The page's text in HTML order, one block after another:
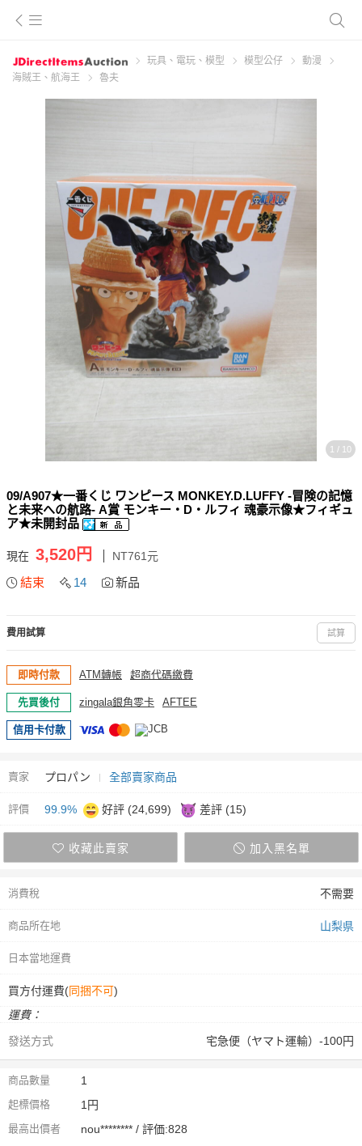
玩具、電玩、模型 模型公仔
動漫
海賊王、航海王
魯夫
1 / 10
09/A907★一番くじ ワンピース MONKEY.D.LUFFY -冒険の記憶
と未来への航路- A賞 モンキー・D・ルフィ 魂豪示像★フィギュ
ア★未開封品
現在 3,520円 NT761元
結束 14 新品
費用試算 試算
即時付款 ATM轉帳 超商代碼繳費
先買後付 zingala銀角零卡 AFTEE
信用卡付款
賣家 プロパン 全部賣家商品
評價 99.9% 好評 (24,699) 差評 (15)
收藏此賣家 加入黑名單
消費稅 不需要
商品所在地 山梨県
日本當地運費
買方付運費(同捆不可)
運費：
發送方式
宅急便（ヤマト運輸）-100円
商品數量 1
起標價格 1円
最高出價者 nou******** / 評価:828